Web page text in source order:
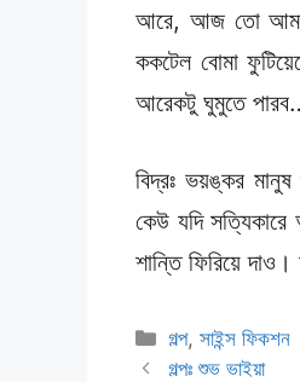
আরে, আজ তো আমার
ককটেল বোমা
আরেকটু ঘুমুতে
বিদ্রঃ ভয়ঙ্কর
কেউ যদি সত্যিকারে
শান্তি ফিরিয়ে
Categories
গল্প,সাইন্স ফিকশন
গল্পঃ শুভ ভাইয়া